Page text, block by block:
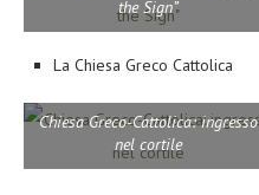
the Sign”
La Chiesa Greco Cattolica
Chiesa Greco-Cattolica: ingresso
nel cortile